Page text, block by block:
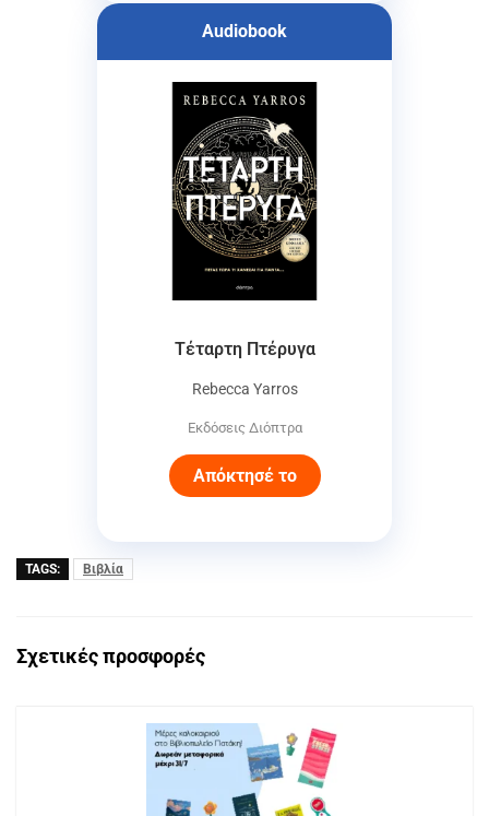
Audiobook
Τέταρτη Πτέρυγα
Rebecca Yarros
Εκδόσεις Διόπτρα
Απόκτησέ το
TAGS: Βιβλία
Σχετικές προσφορές